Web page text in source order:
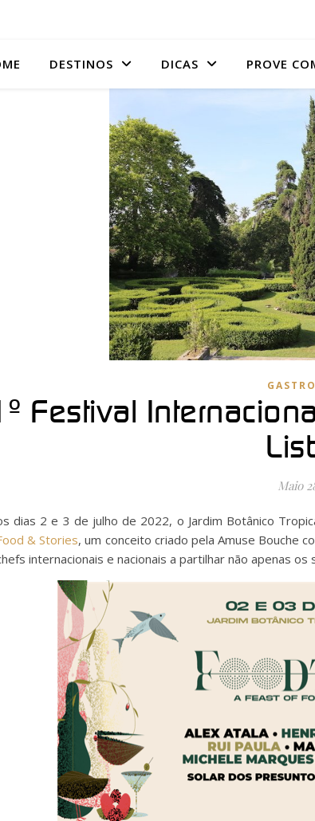
DESTINOS DICAS PROVE
1º Festival
Maio
dias 2 e 3 de julho de 2022, o Jardim Botânico
& Stories, um conceito criado pela Amuse Bouche
internacionais e nacionais a partilhar não apenas